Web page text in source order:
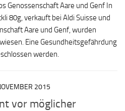
Genossenschaft Aare und Genf In
80g, verkauft bei Aldi Suisse und
Aare und Genf, wurden
Eine Gesundheitsgefährdung
werden.
2015
vor möglicher